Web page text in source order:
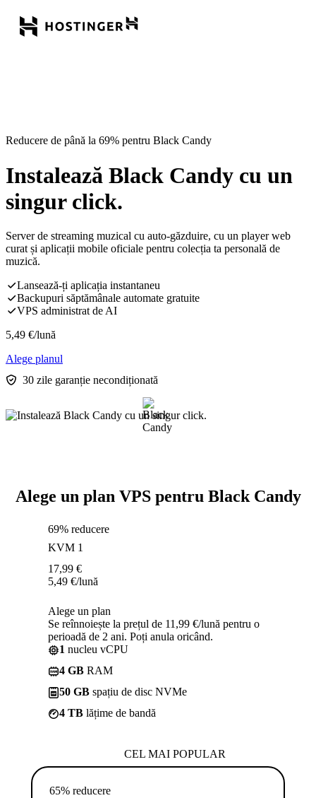
Reducere de până la 69% pentru Black Candy
Instalează Black Candy cu un
singur click.
Server de streaming muzical cu auto-găzduire, cu un player web
curat și aplicații mobile oficiale pentru colecția ta personală de
muzică.
Lansează-ți aplicația instantaneu
Backupuri săptămânale automate gratuite
VPS administrat de AI
5,49 €/lună
Alege planul
30 zile garanție necondiționată
Alege un plan VPS pentru Black Candy
69% reducere
KVM 1
17,99 €
5,49 €/lună
Alege un plan
Se reînnoiește la prețul de 11,99 €/lună pentru o
perioadă de 2 ani. Poți anula oricând.
1 nucleu vCPU
4 GB RAM
50 GB spațiu de disc NVMe
4 TB lățime de bandă
CEL MAI POPULAR
65% reducere